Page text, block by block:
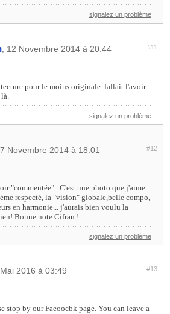
signalez un problème
, 12 Novembre 2014 à 20:44 #11
pour le moins originale. fallait l'avoir
signalez un problème
Novembre 2014 à 18:01 #12
"commentée"...C'est une photo que j'aime
respecté, la "vision" globale,belle compo,
en harmonie... j'aurais bien voulu la
Bonne note Cifran !
signalez un problème
2016 à 03:49 #13
stop by our Faeoocbk page. You can leave a